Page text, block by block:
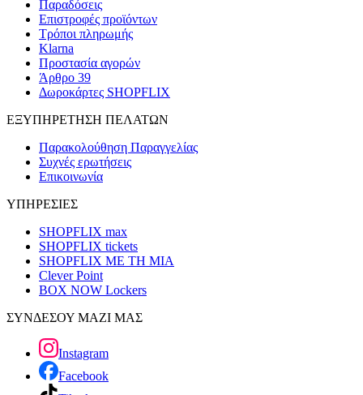
Παραδόσεις
Επιστροφές προϊόντων
Τρόποι πληρωμής
Klarna
Προστασία αγορών
Άρθρο 39
Δωροκάρτες SHOPFLIX
ΕΞΥΠΗΡΕΤΗΣΗ ΠΕΛΑΤΩΝ
Παρακολούθηση Παραγγελίας
Συχνές ερωτήσεις
Επικοινωνία
ΥΠΗΡΕΣΙΕΣ
SHOPFLIX max
SHOPFLIX tickets
SHOPFLIX ΜΕ ΤΗ ΜΙΑ
Clever Point
BOX NOW Lockers
ΣΥΝΔΕΣΟΥ ΜΑΖΙ ΜΑΣ
Instagram
Facebook